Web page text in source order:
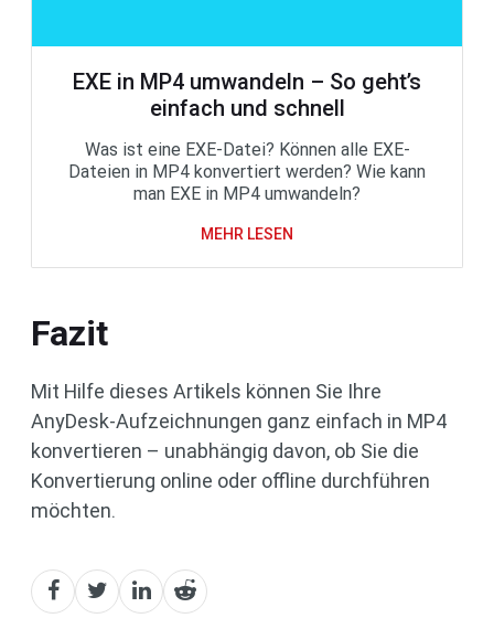
EXE in MP4 umwandeln – So geht’s
einfach und schnell
Was ist eine EXE-Datei? Können alle EXE-
Dateien in MP4 konvertiert werden? Wie kann
man EXE in MP4 umwandeln?
MEHR LESEN
Fazit
Mit Hilfe dieses Artikels können Sie Ihre
AnyDesk-Aufzeichnungen ganz einfach in MP4
konvertieren – unabhängig davon, ob Sie die
Konvertierung online oder offline durchführen
möchten.